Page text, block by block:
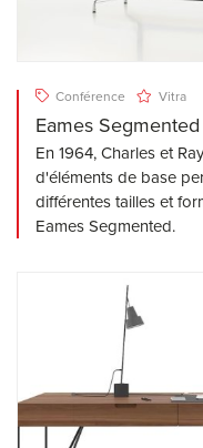
Conférence Vitra
Eames
En 1964, Charles et
d'éléments de base
différentes tailles et
Eames Segmented.